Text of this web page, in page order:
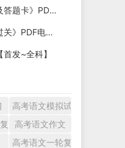
《2025高考真题语文试卷及答题卡》PDF电子版下载
2026版高考语文《百题大过关》PDF电子版下载
发~全科】
高考语文模拟试题
习高考语文作文
高考语文一轮复习